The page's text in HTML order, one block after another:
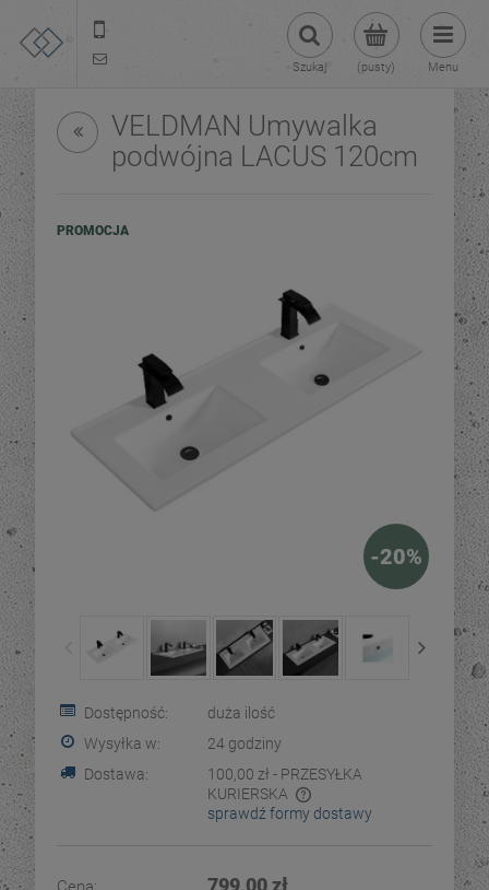
(pusty)
Szukaj Menu
VELDMAN Umywalka
podwójna LACUS 120cm
PROMOCJA
-20%
Dostępność:
duża ilość
Wysyłka w:
24 godziny
Dostawa:
100,00 zł - PRZESYŁKA
KURIERSKA
Cena nie zawiera ewentualnych kosztów płatności
sprawdź formy dostawy
799,00 zł